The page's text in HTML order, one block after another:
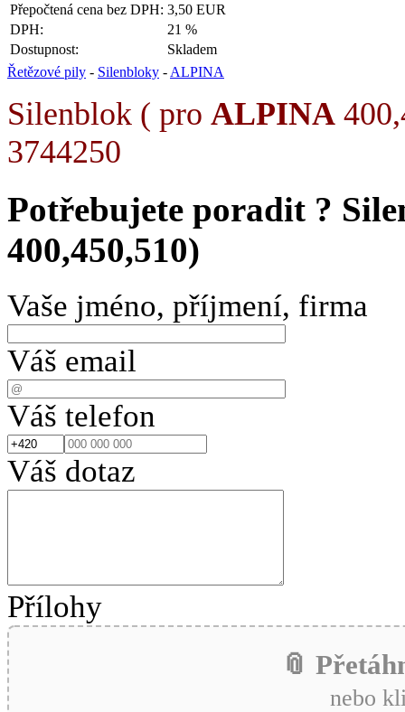
Přepočtená cena bez DPH: 3,50 EUR
DPH:
21 %
Dostupnost:
Skladem
Řetězové pily - Silenbloky - ALPINA
Silenblok ( pro ALPINA
3744250
Potřebujete poradit ?
400,450,510)
Vaše jméno, příjmení, firma
Váš email
Váš telefon
Váš dotaz
Přílohy
📎
nebo